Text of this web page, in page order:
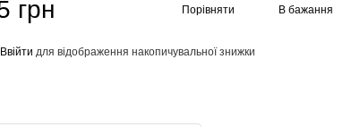
грн Порівняти В бажання
Ввійти для відображення накопичувальної знижки